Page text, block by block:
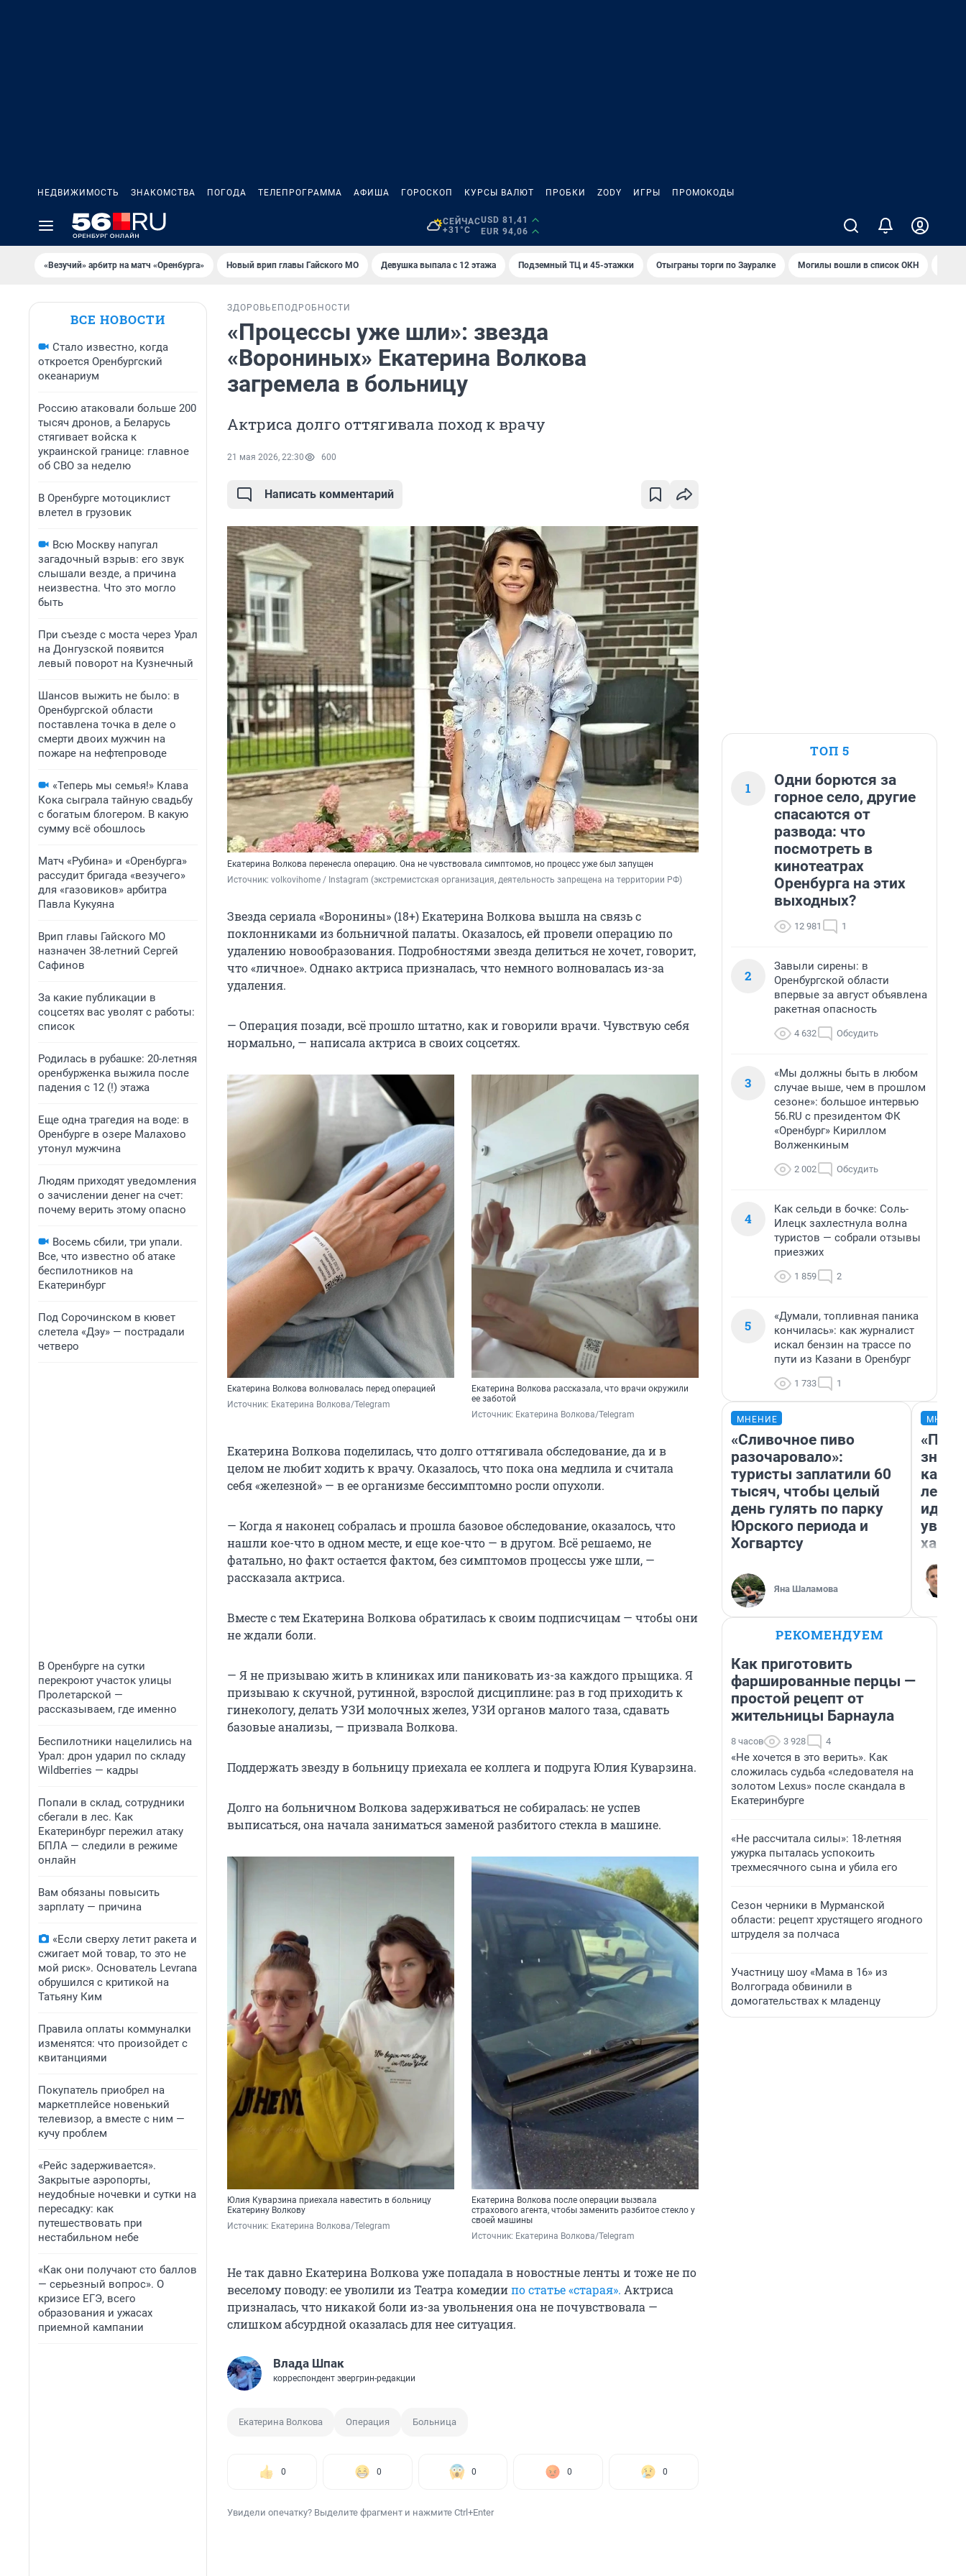
НЕДВИЖИМОСТЬ ЗНАКОМСТВА ПОГОДА ТЕЛЕПРОГРАММА АФИША ГОРОСКОП КУРСЫ ВАЛЮТ ПРОБКИ ZODY ИГРЫ ПРОМОКОДЫ
СЕЙЧАС
+31°C
USD 81,41
EUR 94,06
«Везучий» арбитр на матч «Оренбурга» Новый врип главы Гайского МО Девушка выпала с 12 этажа Подземный ТЦ и 45-этажки Отыграны торги по Зауралке Могилы вошли в список ОКН
ВСЕ НОВОСТИ
Стало известно, когда
откроется Оренбургский
океанариум
Россию атаковали больше 200
тысяч дронов, а Беларусь
стягивает войска к
украинской границе: главное
об СВО за неделю
В Оренбурге мотоциклист
влетел в грузовик
Всю Москву напугал
загадочный взрыв: его звук
слышали везде, а причина
неизвестна. Что это могло
быть
При съезде с моста через Урал
на Донгузской появится
левый поворот на Кузнечный
Шансов выжить не было: в
Оренбургской области
поставлена точка в деле о
смерти двоих мужчин на
пожаре на нефтепроводе
«Теперь мы семья!» Клава
Кока сыграла тайную свадьбу
с богатым блогером. В какую
сумму всё обошлось
Матч «Рубина» и «Оренбурга»
рассудит бригада «везучего»
для «газовиков» арбитра
Павла Кукуяна
Врип главы Гайского МО
назначен 38-летний Сергей
Сафинов
За какие публикации в
соцсетях вас уволят с работы:
список
Родилась в рубашке: 20-летняя
оренбурженка выжила после
падения с 12 (!) этажа
Еще одна трагедия на воде: в
Оренбурге в озере Малахово
утонул мужчина
Людям приходят уведомления
о зачислении денег на счет:
почему верить этому опасно
Восемь сбили, три упали.
Все, что известно об атаке
беспилотников на
Екатеринбург
Под Сорочинском в кювет
слетела «Дэу» — пострадали
четверо
В Оренбурге на сутки
перекроют участок улицы
Пролетарской —
рассказываем, где именно
Беспилотники нацелились на
Урал: дрон ударил по складу
Wildberries — кадры
Попали в склад, сотрудники
сбегали в лес. Как
Екатеринбург пережил атаку
БПЛА — следили в режиме
онлайн
Вам обязаны повысить
зарплату — причина
«Если сверху летит ракета и
сжигает мой товар, то это не
мой риск». Основатель Levrana
обрушился с критикой на
Татьяну Ким
Правила оплаты коммуналки
изменятся: что произойдет с
квитанциями
Покупатель приобрел на
маркетплейсе новенький
телевизор, а вместе с ним —
кучу проблем
«Рейс задерживается».
Закрытые аэропорты,
неудобные ночевки и сутки на
пересадку: как
путешествовать при
нестабильном небе
«Как они получают сто баллов
— серьезный вопрос». О
кризисе ЕГЭ, всего
образования и ужасах
приемной кампании
ЗДОРОВЬЕ ПОДРОБНОСТИ
«Процессы уже шли»: звезда
«Ворониных» Екатерина Волкова
загремела в больницу
Актриса долго оттягивала поход к врачу
21 мая 2026, 22:30 600
Написать комментарий
Екатерина Волкова перенесла операцию. Она не чувствовала симптомов, но процесс уже был запущен
Источник: volkovihome / Instagram (экстремистская организация, деятельность запрещена на территории РФ)
Звезда сериала «Воронины» (18+) Екатерина Волкова вышла на связь с
поклонниками из больничной палаты. Оказалось, ей провели операцию по
удалению новообразования. Подробностями звезда делиться не хочет, говорит,
что «личное». Однако актриса призналась, что немного волновалась из-за
удаления.
— Операция позади, всё прошло штатно, как и говорили врачи. Чувствую себя
нормально, — написала актриса в своих соцсетях.
Екатерина Волкова волновалась перед операцией
Источник: Екатерина Волкова/Telegram
Екатерина Волкова рассказала, что врачи окружили
ее заботой
Источник: Екатерина Волкова/Telegram
Екатерина Волкова поделилась, что долго оттягивала обследование, да и в
целом не любит ходить к врачу. Оказалось, что пока она медлила и считала
себя «железной» — в ее организме бессимптомно росли опухоли.
— Когда я наконец собралась и прошла базовое обследование, оказалось, что
нашли кое-что в одном месте, и еще кое-что — в другом. Всё решаемо, не
фатально, но факт остается фактом, без симптомов процессы уже шли, —
рассказала актриса.
Вместе с тем Екатерина Волкова обратилась к своим подписчицам — чтобы они
не ждали боли.
— Я не призываю жить в клиниках или паниковать из-за каждого прыщика. Я
призываю к скучной, рутинной, взрослой дисциплине: раз в год приходить к
гинекологу, делать УЗИ молочных желез, УЗИ органов малого таза, сдавать
базовые анализы, — призвала Волкова.
Поддержать звезду в больницу приехала ее коллега и подруга Юлия Куварзина.
Долго на больничном Волкова задерживаться не собиралась: не успев
выписаться, она начала заниматься заменой разбитого стекла в машине.
Юлия Куварзина приехала навестить в больницу
Екатерину Волкову
Источник: Екатерина Волкова/Telegram
Екатерина Волкова после операции вызвала
страхового агента, чтобы заменить разбитое стекло у
своей машины
Источник: Екатерина Волкова/Telegram
Не так давно Екатерина Волкова уже попадала в новостные ленты и тоже не по
веселому поводу: ее уволили из Театра комедиипо статье «старая». Актриса
призналась, что никакой боли из-за увольнения она не почувствовала —
слишком абсурдной оказалась для нее ситуация.
Влада Шпак
корреспондент эвергрин-редакции
Екатерина Волкова Операция Больница
0 0 0 0 0
Увидели опечатку? Выделите фрагмент и нажмите Ctrl+Enter
ТОП 5
1
Одни борются за
горное село, другие
спасаются от
развода: что
посмотреть в
кинотеатрах
Оренбурга на этих
выходных?
12 981 1
2
Завыли сирены: в
Оренбургской области
впервые за август объявлена
ракетная опасность
4 632 Обсудить
3
«Мы должны быть в любом
случае выше, чем в прошлом
сезоне»: большое интервью
56.RU с президентом ФК
«Оренбург» Кириллом
Волженкиным
2 002 Обсудить
4
Как сельди в бочке: Соль-
Илецк захлестнула волна
туристов — собрали отзывы
приезжих
1 859 2
5
«Думали, топливная паника
кончилась»: как журналист
искал бензин на трассе по
пути из Казани в Оренбург
1 733 1
МНЕНИЕ
«Сливочное пиво
разочаровало»:
туристы заплатили 60
тысяч, чтобы целый
день гулять по парку
Юрского периода и
Хогвартсу
Яна Шаламова
идею
РЕКОМЕНДУЕМ
Как приготовить
фаршированные перцы —
простой рецепт от
жительницы Барнаула
8 часов 3 928 4
«Не хочется в это верить». Как
сложилась судьба «следователя на
золотом Lexus» после скандала в
Екатеринбурге
«Не рассчитала силы»: 18-летняя
ужурка пыталась успокоить
трехмесячного сына и убила его
Сезон черники в Мурманской
области: рецепт хрустящего ягодного
штруделя за полчаса
Участницу шоу «Мама в 16» из
Волгограда обвинили в
домогательствах к младенцу